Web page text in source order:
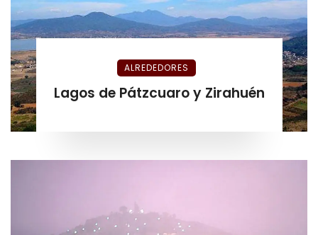
ALREDEDORES
Lagos de Pátzcuaro y Zirahuén